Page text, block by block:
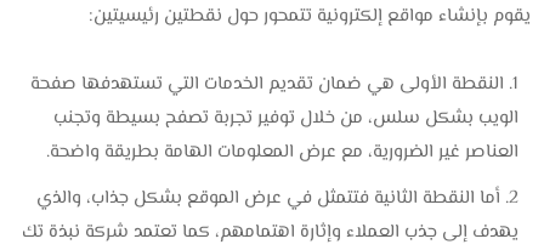
يقوم بإنشاء مواقع إلكترونية تتمحور حول نقطتين رئيسيتين:
النقطة الأولى هي ضمان تقديم الخدمات التي تستهدفها صفحة
الويب بشكل سلس، من خلال توفير تجربة تصفح بسيطة وتجنب
العناصر غير الضرورية، مع عرض المعلومات الهامة بطريقة واضحة.
أما النقطة الثانية فتتمثل في عرض الموقع بشكل جذاب، والذي
يهدف إلى جذب العملاء وإثارة اهتمامهم، كما تعتمد شركة نبذة تك